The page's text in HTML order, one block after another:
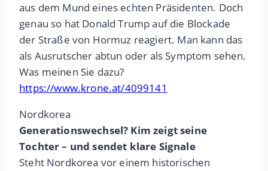
aus dem Mund eines echten Präsidenten. Doch
genau so hat Donald Trump auf die Blockade
der Straße von Hormuz reagiert. Man kann das
als Ausrutscher abtun oder als Symptom sehen.
Was meinen Sie dazu?
https://www.krone.at/4099141
Nordkorea
Generationswechsel? Kim zeigt seine
Tochter – und sendet klare Signale
Steht Nordkorea vor einem historischen